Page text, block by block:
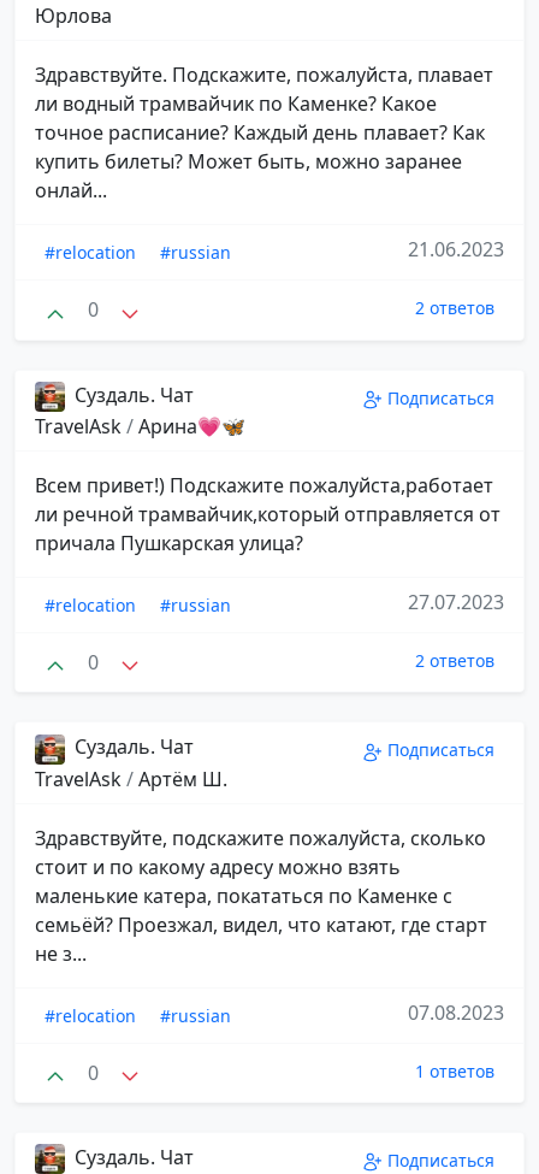
Юрлова
Здравствуйте. Подскажите, пожалуйста, плавает
ли водный трамвайчик по Каменке? Какое
точное расписание? Каждый день плавает? Как
купить билеты? Может быть, можно заранее
онлай...
#relocation #russian 21.06.2023
0 2 ответов
Суздаль. Чат
TravelAsk/Арина💗🦋
Подписаться
Всем привет!) Подскажите пожалуйста,работает
ли речной трамвайчик,который отправляется от
причала Пушкарская улица?
#relocation #russian 27.07.2023
0 2 ответов
Суздаль. Чат
TravelAsk/Артём Ш.
Подписаться
Здравствуйте, подскажите пожалуйста, сколько
стоит и по какому адресу можно взять
маленькие катера, покататься по Каменке с
семьёй? Проезжал, видел, что катают, где старт
не з...
#relocation #russian 07.08.2023
0 1 ответов
Суздаль. Чат
Подписаться